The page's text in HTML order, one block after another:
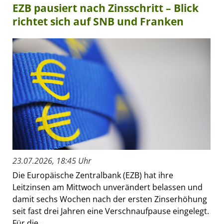
EZB pausiert nach Zinsschritt – Blick
richtet sich auf SNB und Franken
23.07.2026, 18:45 Uhr
Die Europäische Zentralbank (EZB) hat ihre
Leitzinsen am Mittwoch unverändert belassen und
damit sechs Wochen nach der ersten Zinserhöhung
seit fast drei Jahren eine Verschnaufpause eingelegt.